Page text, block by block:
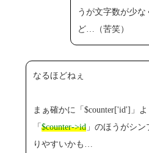
うが文字数が少
ど…（苦笑）
なるほどねぇ
まぁ確かに「$counter['id']」
「$counter->id 」のほうがシ
りやすいかも…